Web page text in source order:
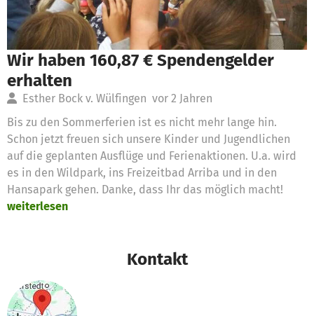
Wir haben 160,87 € Spendengelder
erhalten
Esther Bock v. Wülfingen vor 2 Jahren
Bis zu den Sommerferien ist es nicht mehr lange hin.
Schon jetzt freuen sich unsere Kinder und Jugendlichen
auf die geplanten Ausflüge und Ferienaktionen. U.a. wird
es in den Wildpark, ins Freizeitbad Arriba und in den
Hansapark gehen. Danke, dass Ihr das möglich macht!
weiterlesen
Kontakt